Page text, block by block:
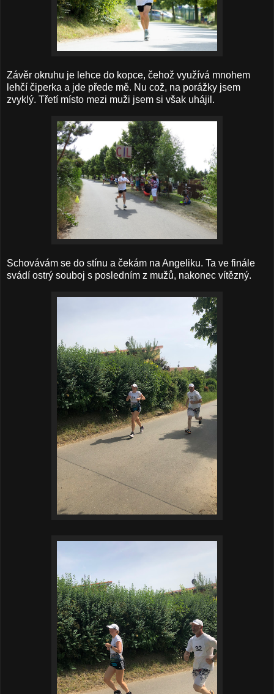
Závěr okruhu je lehce do kopce, čehož využívá mnohem
lehčí čiperka a jde přede mě. Nu což, na porážky jsem
zvyklý. Třetí místo mezi muži jsem si však uhájil.
Schovávám se do stínu a čekám na Angeliku. Ta ve finále
svádí ostrý souboj s posledním z mužů, nakonec vítězný.